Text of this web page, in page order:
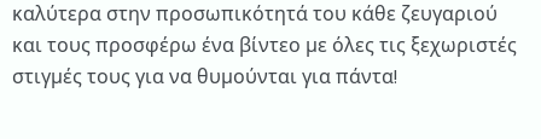
καλύτερα στην προσωπικότητά του κάθε ζευγαριού
και τους προσφέρω ένα βίντεο με όλες τις ξεχωριστές
στιγμές τους για να θυμούνται για πάντα!